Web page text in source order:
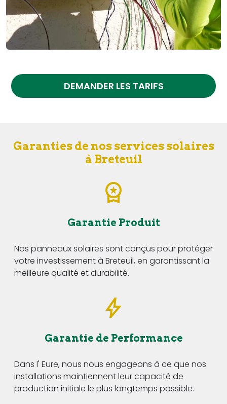
DEMANDER LES TARIFS
Garanties de nos services solaires
à Breteuil
Garantie Produit
Nos panneaux solaires sont conçus pour protéger
votre investissement à Breteuil, en garantissant la
meilleure qualité et durabilité.
Garantie de Performance
Dans l' Eure, nous nous engageons à ce que nos
installations maintiennent leur capacité de
production initiale le plus longtemps possible.